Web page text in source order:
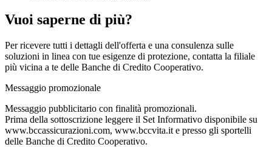
Vuoi saperne di più?
Per ricevere tutti i dettagli dell'offerta e una consulenza sulle
soluzioni in linea con tue esigenze di protezione, contatta la filiale
più vicina a te delle Banche di Credito Cooperativo.
Messaggio promozionale
Messaggio pubblicitario con finalità promozionali.
Prima della sottoscrizione leggere il Set Informativo disponibile su
www.bccassicurazioni.com, www.bccvita.it e presso gli sportelli
delle Banche di Credito Cooperativo.